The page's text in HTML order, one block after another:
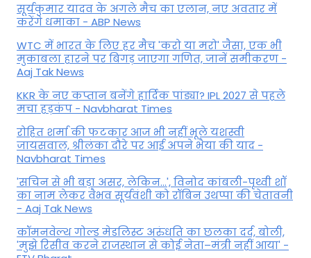
सूर्यकुमार यादव के अगले मैच का एलान, नए अवतार में
करेंगे धमाका - ABP News
WTC में भारत के लिए हर मैच 'करो या मरो' जैसा, एक भी
मुकाबला हारने पर बिगड़ जाएगा गण‍ित, जानें समीकरण -
Aaj Tak News
KKR के नए कप्तान बनेंगे हार्दिक पांड्या? IPL 2027 से पहले
मचा हड़कंप - Navbharat Times
रोहित शर्मा की फटकार आज भी नहीं भूले यशस्वी
जायसवाल, श्रीलंका दौरे पर आई अपने भैया की याद -
Navbharat Times
'सचिन से भी बड़ा असर, लेकिन...', व‍िनोद कांबली-पृथ्वी शॉ
का नाम लेकर वैभव सूर्यवंशी को रॉबिन उथप्पा की चेतावनी
- Aaj Tak News
कॉमनवेल्थ गोल्ड मे​डलिस्ट अरुंधति का छलका दर्द, बोली,
'मुझे रिसीव करने राजस्थान से कोई नेता–मंत्री नहीं आया' -